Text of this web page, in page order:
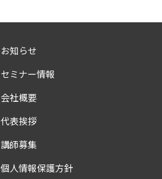
お知らせ
セミナー情報
会社概要
代表挨拶
講師募集
個人情報保護方針